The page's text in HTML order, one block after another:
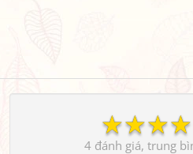
☆
☆
☆
☆
4